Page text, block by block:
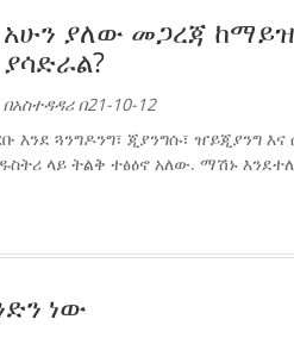
አሁን ያለው መጋረጃ
ያሳድራል?
በአስተዳዳሪ በ21-10-12
ጓንግዶንግ፣ ጂያንግሱ፣ ዠይጂያንግ
ላይ ትልቅ ተፅዕኖ አለው. ማሽኑ
ነው